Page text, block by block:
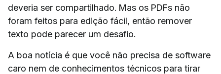
deveria ser compartilhado. Mas os PDFs não
foram feitos para edição fácil, então remover
texto pode parecer um desafio.
A boa notícia é que você não precisa de software
caro nem de conhecimentos técnicos para tirar